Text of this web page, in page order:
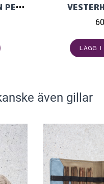
SEPTEMBERMÖSSAN FRÅN PETITE KNIT
LÄGG I
även gillar